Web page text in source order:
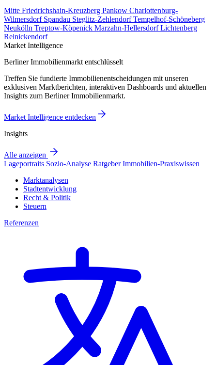
Mitte Friedrichshain-Kreuzberg Pankow Charlottenburg-
Wilmersdorf Spandau Steglitz-ZehlendorfTempelhof-Schöneberg
Neukölln Treptow-Köpenick Marzahn-HellersdorfLichtenberg
Reinickendorf
Market Intelligence
Berliner Immobilienmarkt entschlüsselt
Treffen Sie fundierte Immobilienentscheidungen mit unseren
exklusiven Marktberichten, interaktiven Dashboards und aktuellen
Insights zum Berliner Immobilienmarkt.
Market Intelligence entdecken
Insights
Alle anzeigen
Lageportraits Sozio-Analyse RatgeberImmobilien-Praxiswissen
Marktanalysen
Stadtentwicklung
Recht & Politik
Steuern
Referenzen